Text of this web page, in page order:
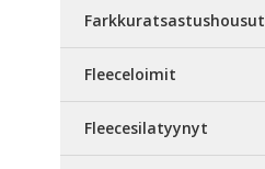
Farkkuratsastushousut
Fleeceloimit
Fleecesilatyynyt